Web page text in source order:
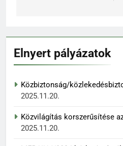
Elnyert pályázatok
Közbiztonság/
2025.11.20.
Közvilágítás korszerűsítése
2025.11.20.